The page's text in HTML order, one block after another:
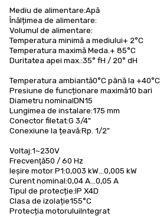
Mediu de alimentare:Apă
Înălțimea de alimentare:
Volumul de alimentare:
Temperatura minimă a mediului+ 2°C
Temperatura maximă Meda. + 85°C
Duritatea apei max. :35° fH / 20° dH
Temperatura ambiantă0°C până la +40°C
Presiune de funcționare maximă10 bari
Diametru nominalDN15
Lungimea de instalare:175 mm
Conector filetat:G 3/4"
Conexiune la țeavă:Rp. 1/2"
Voltaj:1~230V
Frecvenţă50 / 60 Hz
Ieșire motor P1:0,003 kW...0,005 kW
Curent nominal:0,04 A...0,05 A
Tipul de protecție:IP X4D
Clasa de izolație155°C
Protecția motoruluiIntegrat